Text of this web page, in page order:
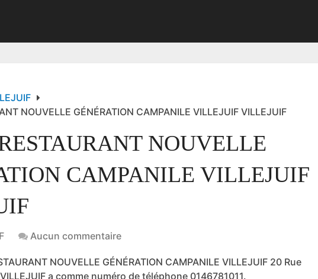
NOUVELLE GÉNÉRATION CAMPANILE VILLEJUIF VILLEJUIF
NOUVELLE
CAMPANILE VILLEJUIF
Aucun commentaire
NOUVELLE GÉNÉRATION CAMPANILE VILLEJUIF 20 Rue
a comme numéro de téléphone 0146781011.